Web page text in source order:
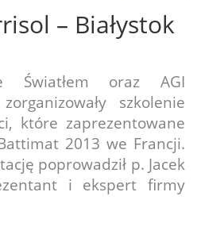
– Białystok
Światłem oraz AGI
szkolenie
które zaprezentowane
2013 we Francji.
poprowadził p. Jacek
i ekspert firmy